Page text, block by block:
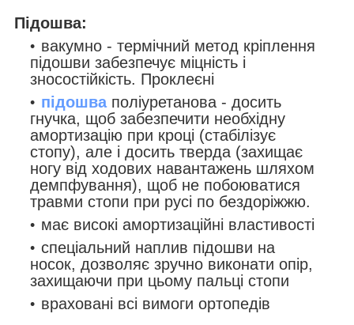
Підошва:
вакумно - термічний метод кріплення
підошви забезпечує міцність і
зносостійкість. Проклеєні
підошваполіуретанова - досить
гнучка, щоб забезпечити необхідну
амортизацію при кроці (стабілізує
стопу), але і досить тверда (захищає
ногу від ходових навантажень шляхом
демпфування), щоб не побоюватися
травми стопи при русі по бездоріжжю.
має високі амортизаційні властивості
спеціальний наплив підошви на
носок, дозволяє зручно виконати опір,
захищаючи при цьому пальці стопи
враховані всі вимоги ортопедів